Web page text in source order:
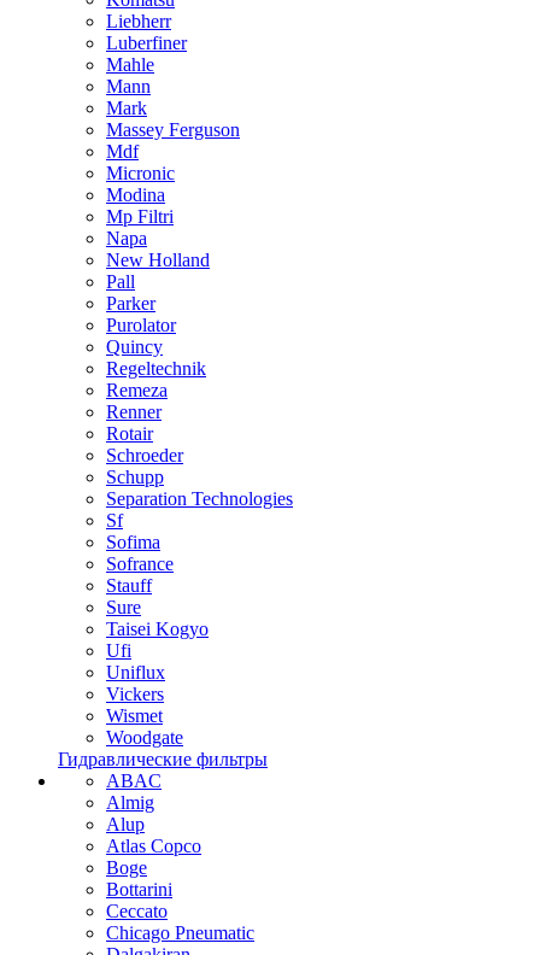
Liebherr
Luberfiner
Mahle
Mann
Mark
Massey Ferguson
Mdf
Micronic
Modina
Mp Filtri
Napa
New Holland
Pall
Parker
Purolator
Quincy
Regeltechnik
Remeza
Renner
Rotair
Schroeder
Schupp
Separation Technologies
Sf
Sofima
Sofrance
Stauff
Sure
Taisei Kogyo
Ufi
Uniflux
Vickers
Wismet
Woodgate
Гидравлические фильтры
ABAC
Almig
Alup
Atlas Copco
Boge
Bottarini
Ceccato
Chicago Pneumatic